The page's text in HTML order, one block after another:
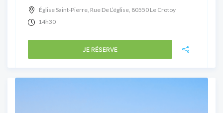
Église Saint-Pierre, Rue De L’église, 80550 Le Crotoy
14h30
JE RÉSERVE